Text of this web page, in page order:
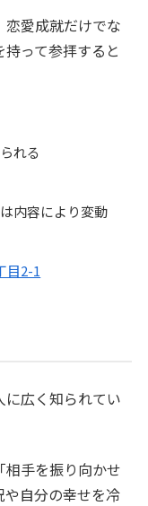
愛成就だけでな
って参拝すると
れる
内容により変動
目2-1
広く知られてい
手を振り向かせ
自分の幸せを冷